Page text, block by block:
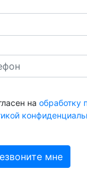
на обработку